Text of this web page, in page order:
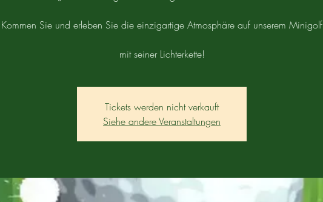
Kommen Sie und erleben Sie die einzigartige Atmosphäre auf unserem Minigolf
mit seiner Lichterkette!
Tickets werden nicht verkauft
Siehe andere Veranstaltungen